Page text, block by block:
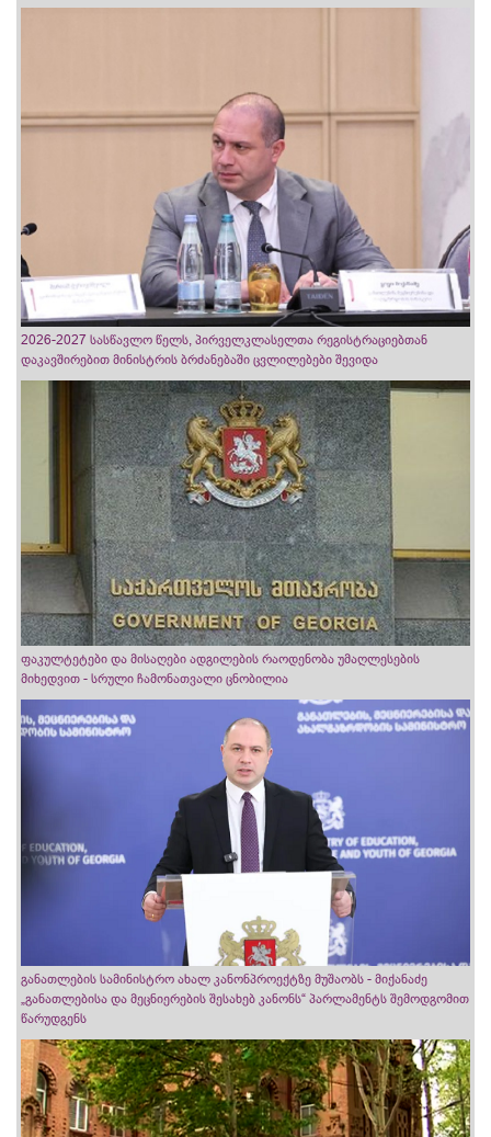
2026-2027 სასწავლო წელს, პირველკლასელთა რეგისტრაციებთან
დაკავშირებით მინისტრის ბრძანებაში ცვლილებები შევიდა
ფაკულტეტები და მისაღები ადგილების რაოდენობა უმაღლესების
მიხედვით - სრული ჩამონათვალი ცნობილია
განათლების სამინისტრო ახალ კანონპროექტზე მუშაობს - მიქანაძე
„განათლებისა და მეცნიერების შესახებ კანონს“ პარლამენტს შემოდგომით
წარუდგენს